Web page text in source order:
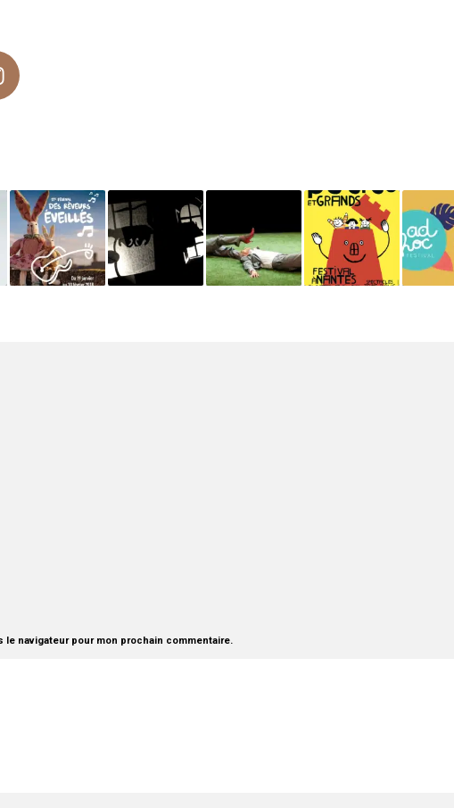
navigateur pour mon prochain commentaire.